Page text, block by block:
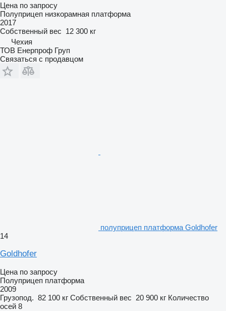
Цена по запросу
Полуприцеп низкорамная платформа
2017
Собственный вес 12 300 кг
Чехия
ТОВ Енерпроф Груп
Связаться с продавцом
полуприцеп платформа Goldhofer
14
Goldhofer
Цена по запросу
Полуприцеп платформа
2009
Грузопод. 82 100 кг Собственный вес 20 900 кг Количество
осей 8